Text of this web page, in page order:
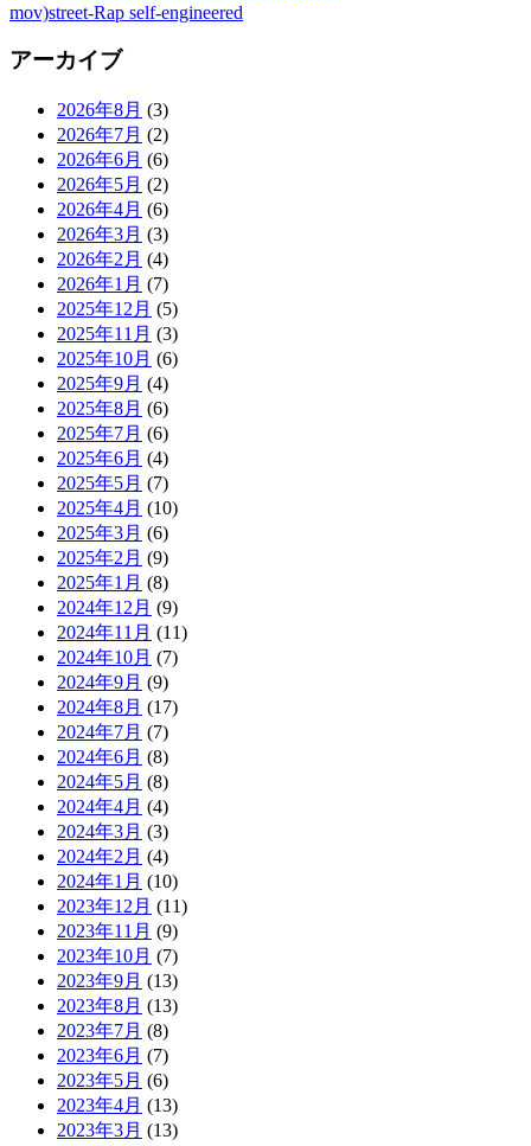
mov)street-Rap self-engineered
アーカイブ
2026年8月 (3)
2026年7月 (2)
2026年6月 (6)
2026年5月 (2)
2026年4月 (6)
2026年3月 (3)
2026年2月 (4)
2026年1月 (7)
2025年12月 (5)
2025年11月 (3)
2025年10月 (6)
2025年9月 (4)
2025年8月 (6)
2025年7月 (6)
2025年6月 (4)
2025年5月 (7)
2025年4月 (10)
2025年3月 (6)
2025年2月 (9)
2025年1月 (8)
2024年12月 (9)
2024年11月 (11)
2024年10月 (7)
2024年9月 (9)
2024年8月 (17)
2024年7月 (7)
2024年6月 (8)
2024年5月 (8)
2024年4月 (4)
2024年3月 (3)
2024年2月 (4)
2024年1月 (10)
2023年12月 (11)
2023年11月 (9)
2023年10月 (7)
2023年9月 (13)
2023年8月 (13)
2023年7月 (8)
2023年6月 (7)
2023年5月 (6)
2023年4月 (13)
2023年3月 (13)